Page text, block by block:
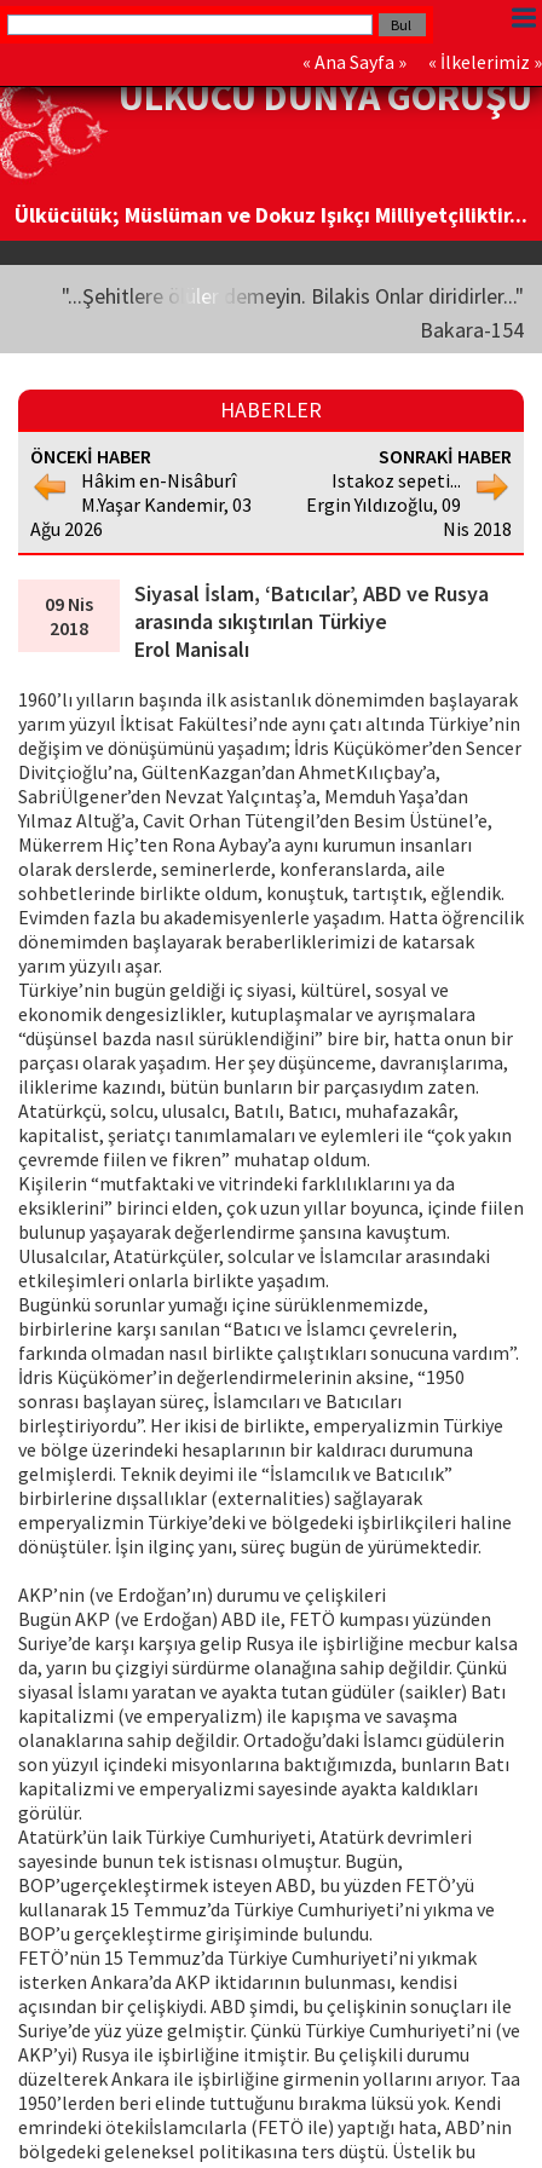
« Ana Sayfa » « İlkelerimiz »
ÜLKÜCÜ DÜNYA GÖRÜŞÜ
Ülkücülük; Müslüman ve Dokuz Işıkçı Milliyetçiliktir...
"...Şehitlere ölüler demeyin. Bilakis Onlar diridirler..."
Bakara-154
HABERLER
ÖNCEKİ HABER
Hâkim en-Nisâburî
M.Yaşar Kandemir, 03
Ağu 2026
SONRAKİ HABER
Istakoz sepeti...
Ergin Yıldızoğlu, 09
Nis 2018
09 Nis
2018
Siyasal İslam, ‘Batıcılar’, ABD ve Rusya
arasında sıkıştırılan Türkiye
Erol Manisalı
1960’lı yılların başında ilk asistanlık dönemimden başlayarak
yarım yüzyıl İktisat Fakültesi’nde aynı çatı altında Türkiye’nin
değişim ve dönüşümünü yaşadım; İdris Küçükömer’den Sencer
Divitçioğlu’na, GültenKazgan’dan AhmetKılıçbay’a,
SabriÜlgener’den Nevzat Yalçıntaş’a, Memduh Yaşa’dan
Yılmaz Altuğ’a, Cavit Orhan Tütengil’den Besim Üstünel’e,
Mükerrem Hiç’ten Rona Aybay’a aynı kurumun insanları
olarak derslerde, seminerlerde, konferanslarda, aile
sohbetlerinde birlikte oldum, konuştuk, tartıştık, eğlendik.
Evimden fazla bu akademisyenlerle yaşadım. Hatta öğrencilik
dönemimden başlayarak beraberliklerimizi de katarsak
yarım yüzyılı aşar.
Türkiye’nin bugün geldiği iç siyasi, kültürel, sosyal ve
ekonomik dengesizlikler, kutuplaşmalar ve ayrışmalara
“düşünsel bazda nasıl sürüklendiğini” bire bir, hatta onun bir
parçası olarak yaşadım. Her şey düşünceme, davranışlarıma,
iliklerime kazındı, bütün bunların bir parçasıydım zaten.
Atatürkçü, solcu, ulusalcı, Batılı, Batıcı, muhafazakâr,
kapitalist, şeriatçı tanımlamaları ve eylemleri ile “çok yakın
çevremde fiilen ve fikren” muhatap oldum.
Kişilerin “mutfaktaki ve vitrindeki farklılıklarını ya da
eksiklerini” birinci elden, çok uzun yıllar boyunca, içinde fiilen
bulunup yaşayarak değerlendirme şansına kavuştum.
Ulusalcılar, Atatürkçüler, solcular ve İslamcılar arasındaki
etkileşimleri onlarla birlikte yaşadım.
Bugünkü sorunlar yumağı içine sürüklenmemizde,
birbirlerine karşı sanılan “Batıcı ve İslamcı çevrelerin,
farkında olmadan nasıl birlikte çalıştıkları sonucuna vardım”.
İdris Küçükömer’in değerlendirmelerinin aksine, “1950
sonrası başlayan süreç, İslamcıları ve Batıcıları
birleştiriyordu”. Her ikisi de birlikte, emperyalizmin Türkiye
ve bölge üzerindeki hesaplarının bir kaldıracı durumuna
gelmişlerdi. Teknik deyimi ile “İslamcılık ve Batıcılık”
birbirlerine dışsallıklar (externalities) sağlayarak
emperyalizmin Türkiye’deki ve bölgedeki işbirlikçileri haline
dönüştüler. İşin ilginç yanı, süreç bugün de yürümektedir.
AKP’nin (ve Erdoğan’ın) durumu ve çelişkileri
Bugün AKP (ve Erdoğan) ABD ile, FETÖ kumpası yüzünden
Suriye’de karşı karşıya gelip Rusya ile işbirliğine mecbur kalsa
da, yarın bu çizgiyi sürdürme olanağına sahip değildir. Çünkü
siyasal İslamı yaratan ve ayakta tutan güdüler (saikler) Batı
kapitalizmi (ve emperyalizm) ile kapışma ve savaşma
olanaklarına sahip değildir. Ortadoğu’daki İslamcı güdülerin
son yüzyıl içindeki misyonlarına baktığımızda, bunların Batı
kapitalizmi ve emperyalizmi sayesinde ayakta kaldıkları
görülür.
Atatürk’ün laik Türkiye Cumhuriyeti, Atatürk devrimleri
sayesinde bunun tek istisnası olmuştur. Bugün,
BOP’ugerçekleştirmek isteyen ABD, bu yüzden FETÖ’yü
kullanarak 15 Temmuz’da Türkiye Cumhuriyeti’ni yıkma ve
BOP’u gerçekleştirme girişiminde bulundu.
FETÖ’nün 15 Temmuz’da Türkiye Cumhuriyeti’ni yıkmak
isterken Ankara’da AKP iktidarının bulunması, kendisi
açısından bir çelişkiydi. ABD şimdi, bu çelişkinin sonuçları ile
Suriye’de yüz yüze gelmiştir. Çünkü Türkiye Cumhuriyeti’ni (ve
AKP’yi) Rusya ile işbirliğine itmiştir. Bu çelişkili durumu
düzelterek Ankara ile işbirliğine girmenin yollarını arıyor. Taa
1950’lerden beri elinde tuttuğunu bırakma lüksü yok. Kendi
emrindeki ötekiİslamcılarla (FETÖ ile) yaptığı hata, ABD’nin
bölgedeki geleneksel politikasına ters düştü. Üstelik bu